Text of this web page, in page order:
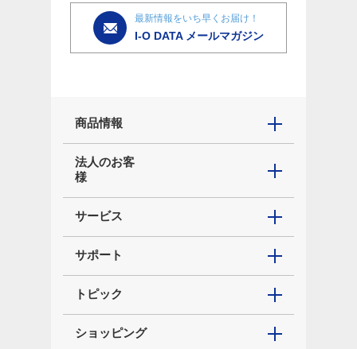
最新情報をいち早くお届け！
I-O DATA メールマガジン
商品情報
法人のお客
様
サービス
サポート
トピック
ショッピング